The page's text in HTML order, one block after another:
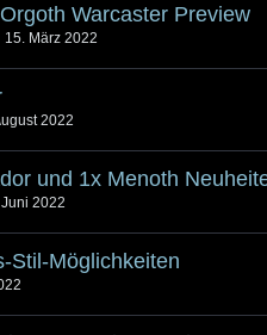
Warcaster Preview
15. März 2022
2022
und 1x Menoth
2022
Stil-Möglichkeiten